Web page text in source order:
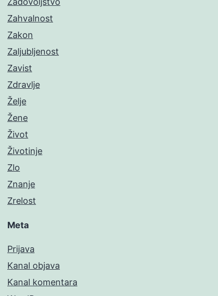
Zahvalnost
Zakon
Zaljubljenost
Zavist
Zdravlje
Želje
Žene
Život
Životinje
Zlo
Znanje
Zrelost
Meta
Prijava
Kanal objava
Kanal komentara